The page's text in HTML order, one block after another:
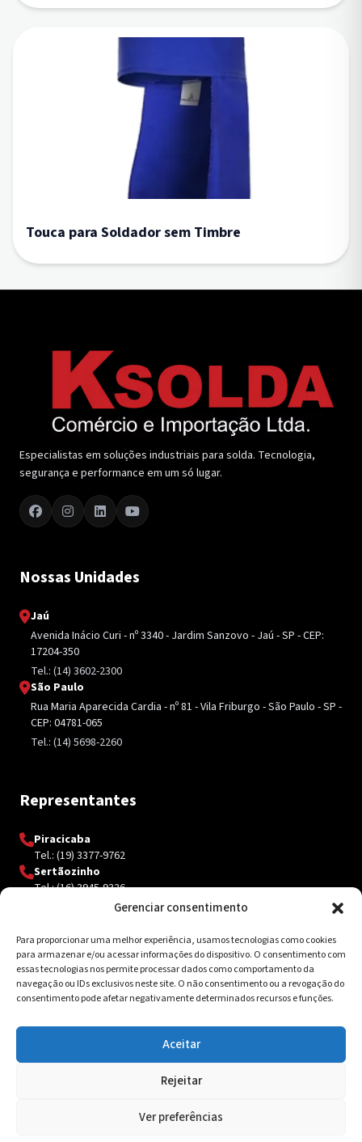
Gerenciar consentimento
Para proporcionar uma melhor experiência, usamos tecnologias como cookies
para armazenar e/ou acessar informações do dispositivo. O consentimento com
essas tecnologias nos permite processar dados como comportamento da
navegação ou IDs exclusivos neste site. O não consentimento ou a revogação do
consentimento pode afetar negativamente determinados recursos e funções.
Aceitar
Rejeitar
Ver preferências
Touca para Soldador sem Timbre
Especialistas em soluções industriais para solda. Tecnologia,
segurança e performance em um só lugar.
Nossas Unidades
Jaú
Avenida Inácio Curi - nº 3340 - Jardim Sanzovo - Jaú - SP - CEP:
17204-350
Tel.: (14) 3602-2300
São Paulo
Rua Maria Aparecida Cardia - nº 81 - Vila Friburgo - São Paulo - SP -
CEP: 04781-065
Tel.: (14) 5698-2260
Representantes
Piracicaba
Tel.: (19) 3377-9762
Sertãozinho
Tel.: (16) 3945-9326
Contato
Av. Inácio Curi, 3340 Jardim Sanzovo CEP: 17.204-350
(14) 98159-0142
© 2026 Ksolda. Todos os direitos reservados. Site by